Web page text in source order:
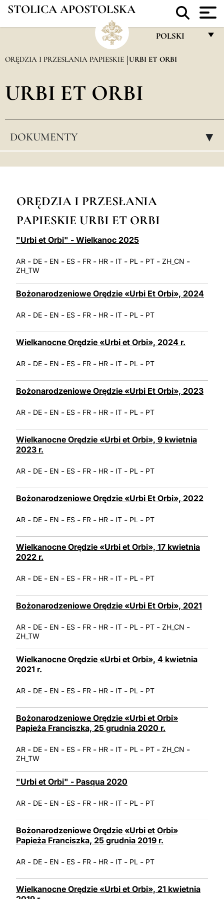
STOLICA APOSTOLSKA
POLSKI
FRANÇAIS
DEUTSCH
ORĘDZIA I PRZESŁANIA PAPIESKIE URBI ET ORBI
URBI ET ORBI
DOKUMENTY ▸
ORĘDZIA I PRZESŁANIA
PAPIESKIE URBI ET ORBI
"Urbi et Orbi" - Wielkanoc 2025
AR - DE - EN - ES - FR - HR - IT - PL - PT - ZH_CN -
ZH_TW
Bożonarodzeniowe Orędzie «Urbi Et Orbi», 2024
AR - DE - EN - ES - FR - HR - IT - PL - PT
Wielkanocne Orędzie «Urbi et Orbi», 2024 r.
AR - DE - EN - ES - FR - HR - IT - PL - PT
Bożonarodzeniowe Orędzie «Urbi Et Orbi», 2023
AR - DE - EN - ES - FR - HR - IT - PL - PT
Wielkanocne Orędzie «Urbi et Orbi», 9 kwietnia
2023 r.
AR - DE - EN - ES - FR - HR - IT - PL - PT
Bożonarodzeniowe Orędzie «Urbi Et Orbi», 2022
AR - DE - EN - ES - FR - HR - IT - PL - PT
Wielkanocne Orędzie «Urbi et Orbi», 17 kwietnia
2022 r.
AR - DE - EN - ES - FR - HR - IT - PL - PT
Bożonarodzeniowe Orędzie «Urbi Et Orbi», 2021
AR - DE - EN - ES - FR - HR - IT - PL - PT - ZH_CN -
ZH_TW
Wielkanocne Orędzie «Urbi et Orbi», 4 kwietnia
2021 r.
AR - DE - EN - ES - FR - HR - IT - PL - PT
Bożonarodzeniowe Orędzie «Urbi et Orbi»
Papieża Franciszka, 25 grudnia 2020 r.
AR - DE - EN - ES - FR - HR - IT - PL - PT - ZH_CN -
ZH_TW
"Urbi et Orbi" - Pasqua 2020
AR - DE - EN - ES - FR - HR - IT - PL - PT
Bożonarodzeniowe Orędzie «Urbi et Orbi»
Papieża Franciszka, 25 grudnia 2019 r.
AR - DE - EN - ES - FR - HR - IT - PL - PT
Wielkanocne Orędzie «Urbi et Orbi», 21 kwietnia